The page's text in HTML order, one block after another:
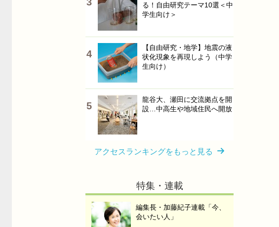
る！自由研究テーマ10選＜中
学生向け＞
【自由研究・地学】地震の液
状化現象を再現しよう（中学
生向け）
龍谷大、瀬田に交流拠点を開
設…中高生や地域住民へ開放
アクセスランキングをもっと見る
特集・連載
編集長・加藤紀子連載「今、
会いたい人」